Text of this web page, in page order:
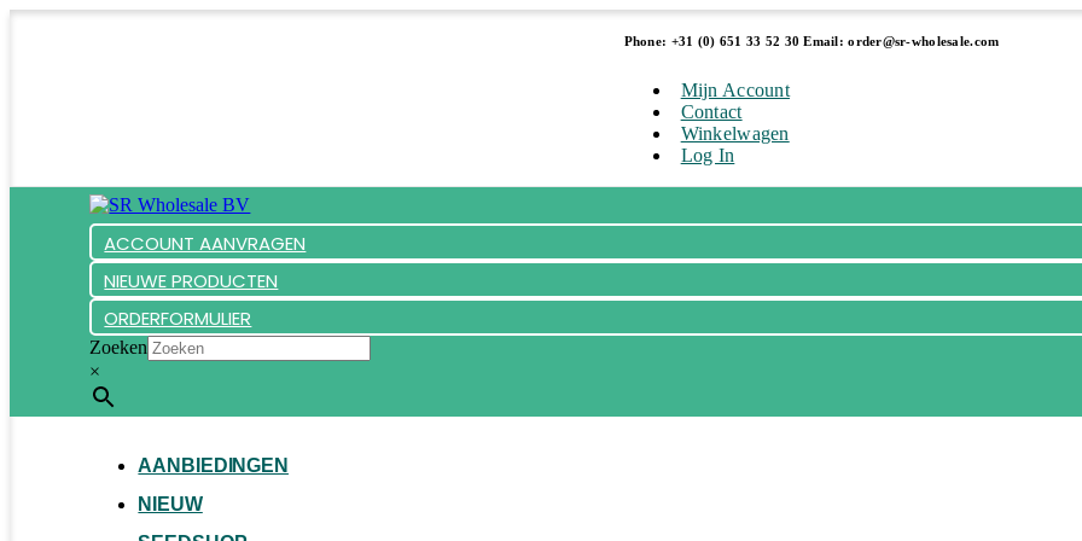
Phone: +31 (0) 651 33 52 30 Email: order@sr-wholesale.com
Mijn Account
Contact
Winkelwagen
Log In
ACCOUNT AANVRAGEN
NIEUWE PRODUCTEN
ORDERFORMULIER
Zoeken
×
AANBIEDINGEN
NIEUW